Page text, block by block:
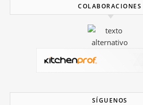
COLABORACIONES
SÍGUENOS